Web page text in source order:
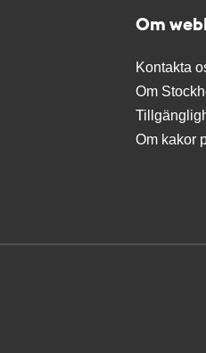
Om
Kontakta
Om
Om kakor